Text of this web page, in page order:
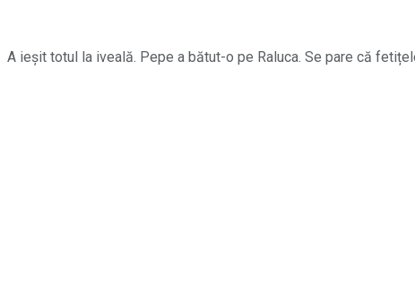
A ieșit totul la iveală. Pepe a bătut-o pe Raluca. Se pare că